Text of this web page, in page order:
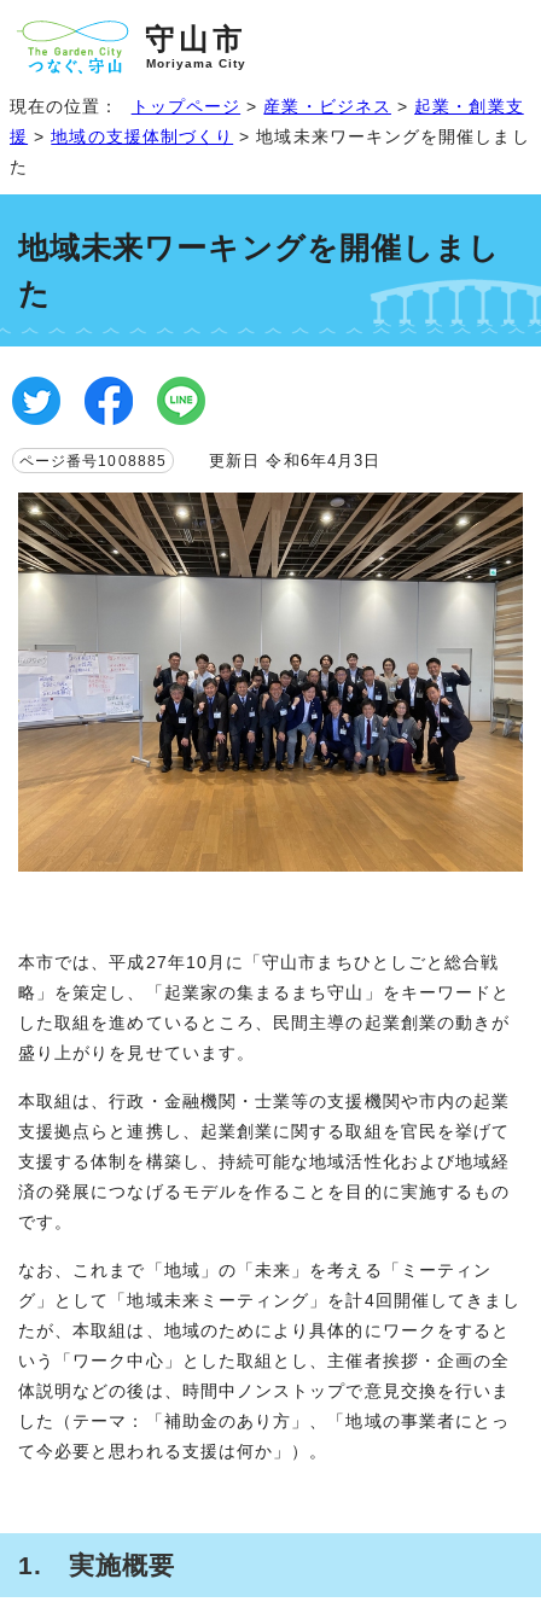
守山市
Moriyama City
現在の位置： トップページ > 産業・ビジネス > 起業・創業支
援 >地域の支援体制づくり > 地域未来ワーキングを開催しまし
た
地域未来ワーキングを開催しまし
た
ページ番号1008885 更新日 令和6年4月3日
本市では、平成27年10月に「守山市まちひとしごと総合戦
略」を策定し、「起業家の集まるまち守山」をキーワードと
した取組を進めているところ、民間主導の起業創業の動きが
盛り上がりを見せています。
本取組は、行政・金融機関・士業等の支援機関や市内の起業
支援拠点らと連携し、起業創業に関する取組を官民を挙げて
支援する体制を構築し、持続可能な地域活性化および地域経
済の発展につなげるモデルを作ることを目的に実施するもの
です。
なお、これまで「地域」の「未来」を考える「ミーティン
グ」として「地域未来ミーティング」を計4回開催してきまし
たが、本取組は、地域のためにより具体的にワークをすると
いう「ワーク中心」とした取組とし、主催者挨拶・企画の全
体説明などの後は、時間中ノンストップで意見交換を行いま
した（テーマ：「補助金のあり方」、「地域の事業者にとっ
て今必要と思われる支援は何か」）。
1. 実施概要